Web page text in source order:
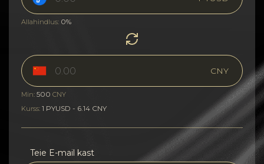
Allahindlus: 0%
CNY
Min: 500 CNY
Kurss: 1 PYUSD - 6.14 CNY
Teie E-mail kast